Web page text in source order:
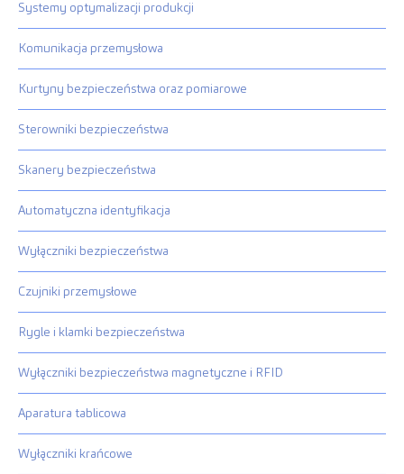
Systemy optymalizacji produkcji
Komunikacja przemysłowa
Kurtyny bezpieczeństwa oraz pomiarowe
Sterowniki bezpieczeństwa
Skanery bezpieczeństwa
Automatyczna identyfikacja
Wyłączniki bezpieczeństwa
Czujniki przemysłowe
Rygle i klamki bezpieczeństwa
Wyłączniki bezpieczeństwa magnetyczne i RFID
Aparatura tablicowa
Wyłączniki krańcowe